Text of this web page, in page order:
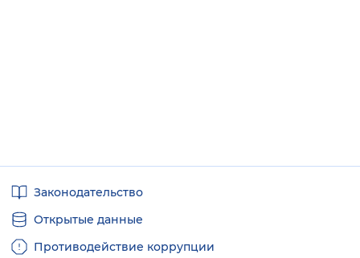
ссылкиЗаконодательство
Открытые данные
Противодействие коррупции